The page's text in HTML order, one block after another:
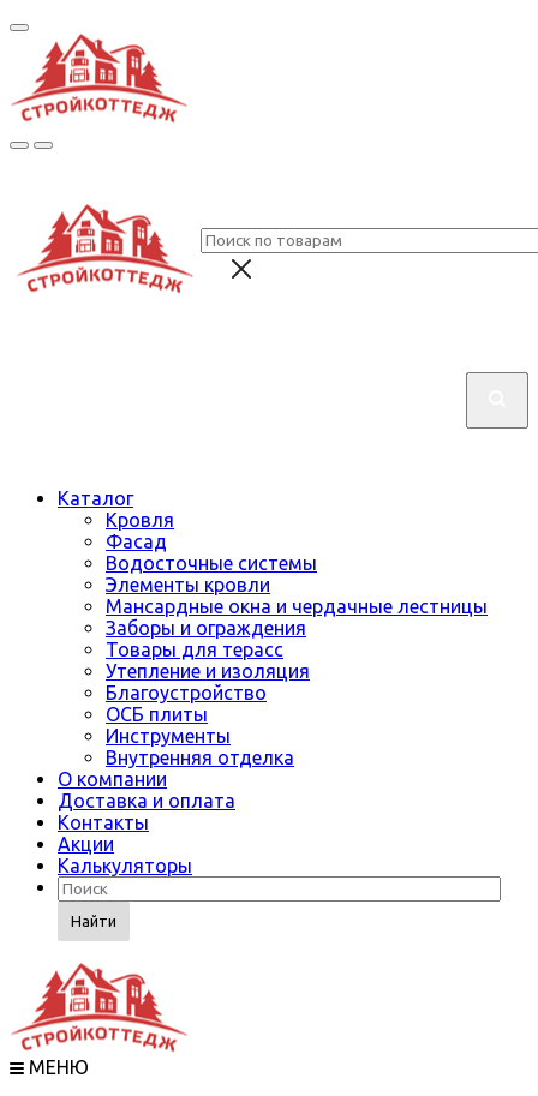
Каталог
Кровля
Фасад
Водосточные системы
Элементы кровли
Мансардные окна и чердачные лестницы
Заборы и ограждения
Товары для терасс
Утепление и изоляция
Благоустройство
ОСБ плиты
Инструменты
Внутренняя отделка
О компании
Доставка и оплата
Контакты
Акции
Калькуляторы
Найти
МЕНЮ